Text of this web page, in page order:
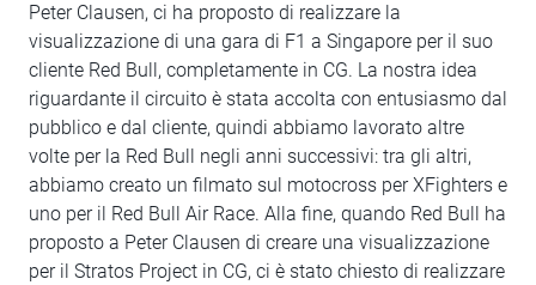
Peter Clausen, ci ha proposto di realizzare la
visualizzazione di una gara di F1 a Singapore per il suo
cliente Red Bull, completamente in CG. La nostra idea
riguardante il circuito è stata accolta con entusiasmo dal
pubblico e dal cliente, quindi abbiamo lavorato altre
volte per la Red Bull negli anni successivi: tra gli altri,
abbiamo creato un filmato sul motocross per XFighters e
uno per il Red Bull Air Race. Alla fine, quando Red Bull ha
proposto a Peter Clausen di creare una visualizzazione
per il Stratos Project in CG, ci è stato chiesto di realizzare